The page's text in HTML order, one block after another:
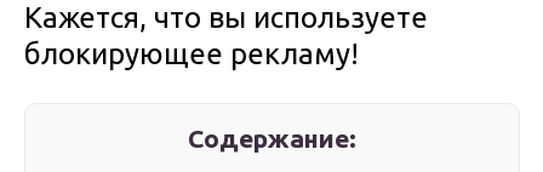
Кажется, что вы используете
блокирующее рекламу!
Содержание: